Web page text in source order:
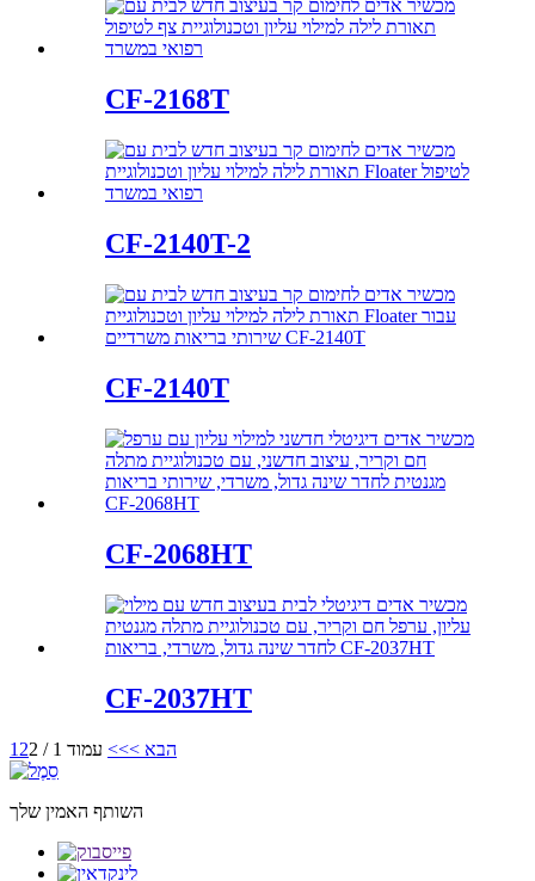
CF-2168T
CF-2140T-2
CF-2140T
CF-2068HT
CF-2037HT
1 2 הבא >>> עמוד 1 / 2
השותף האמין שלך